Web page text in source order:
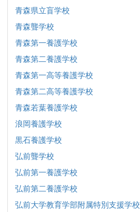
青森県立盲学校
青森聾学校
青森第一養護学校
青森第二養護学校
青森第一高等養護学校
青森第二高等養護学校
青森若葉養護学校
浪岡養護学校
黒石養護学校
弘前聾学校
弘前第一養護学校
弘前第二養護学校
弘前大学教育学部附属特別支援学校